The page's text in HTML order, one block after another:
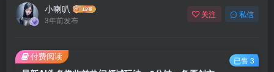
小喇叭
3年前发布
关注 私信
付费阅读 已售 3